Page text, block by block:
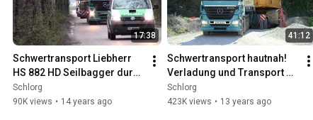
17:38
Schwertransport Liebherr
HS 882 HD Seilbagger durch
die Fa. Penzenstadler mit
MB Actros 4154
Schlorg
90K views • 14 years ago
41:12
Schwertransport hautnah!
Verladung und Transport
des Liebherr Seilbaggers
durch Fa. Penzenstadler
Schlorg
423K views • 13 years ago